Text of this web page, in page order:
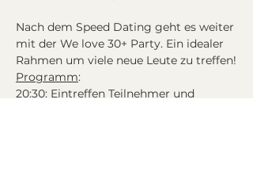
Nach dem Speed Dating geht es weiter
mit der We love 30+ Party. Ein idealer
Rahmen um viele neue Leute zu treffen!
Programm:
20:30: Eintreffen Teilnehmer und